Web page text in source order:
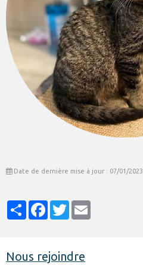
Date de dernière mise à jour : 07/01/2023
PartagerFacebook
Twitter
Nous rejoindre